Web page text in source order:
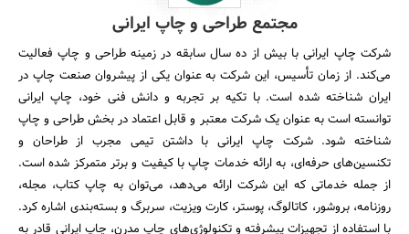
مجتمع طراحی و چاپ ایرانی
شرکت چاپ ایرانی با بیش از ده سال سابقه در زمینه طراحی و چاپ فعالیت
می‌کند. از زمان تأسیس، این شرکت به عنوان یکی از پیشروان صنعت چاپ در
ایران شناخته شده است. با تکیه بر تجربه و دانش فنی خود، چاپ ایرانی
توانسته است به عنوان یک شرکت معتبر و قابل اعتماد در بخش طراحی و چاپ
شناخته شود. شرکت چاپ ایرانی با داشتن تیمی مجرب از طراحان و
تکنسین‌های حرفه‌ای، به ارائه خدمات چاپ با کیفیت و برتر متمرکز شده است.
از جمله خدماتی که این شرکت ارائه می‌دهد، می‌توان به چاپ کتاب، مجله،
روزنامه، بروشور، کاتالوگ، پوستر، کارت ویزیت، سربرگ و بسته‌بندی اشاره کرد.
با استفاده از تجهیزات پیشرفته و تکنولوژی‌های چاپ مدرن، چاپ ایرانی قادر به